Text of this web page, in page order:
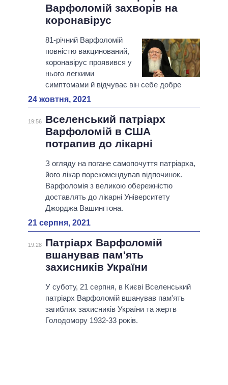
Варфоломій захворів на
коронавірус
81-річний Варфоломій
повністю вакцинований,
коронавірус проявився у
нього легкими
симптомами й відчуває він себе добре
24 жовтня, 2021
19:56
Вселенський патріарх
Варфоломій в США
потрапив до лікарні
З огляду на погане самопочуття патріарха,
його лікар порекомендував відпочинок.
Варфоломія з великою обережністю
доставлять до лікарні Університету
Джорджа Вашингтона.
21 серпня, 2021
19:28
Патріарх Варфоломій
вшанував пам'ять
захисників України
У суботу, 21 серпня, в Києві Вселенський
патріарх Варфоломій вшанував пам'ять
загиблих захисників України та жертв
Голодомору 1932-33 років.